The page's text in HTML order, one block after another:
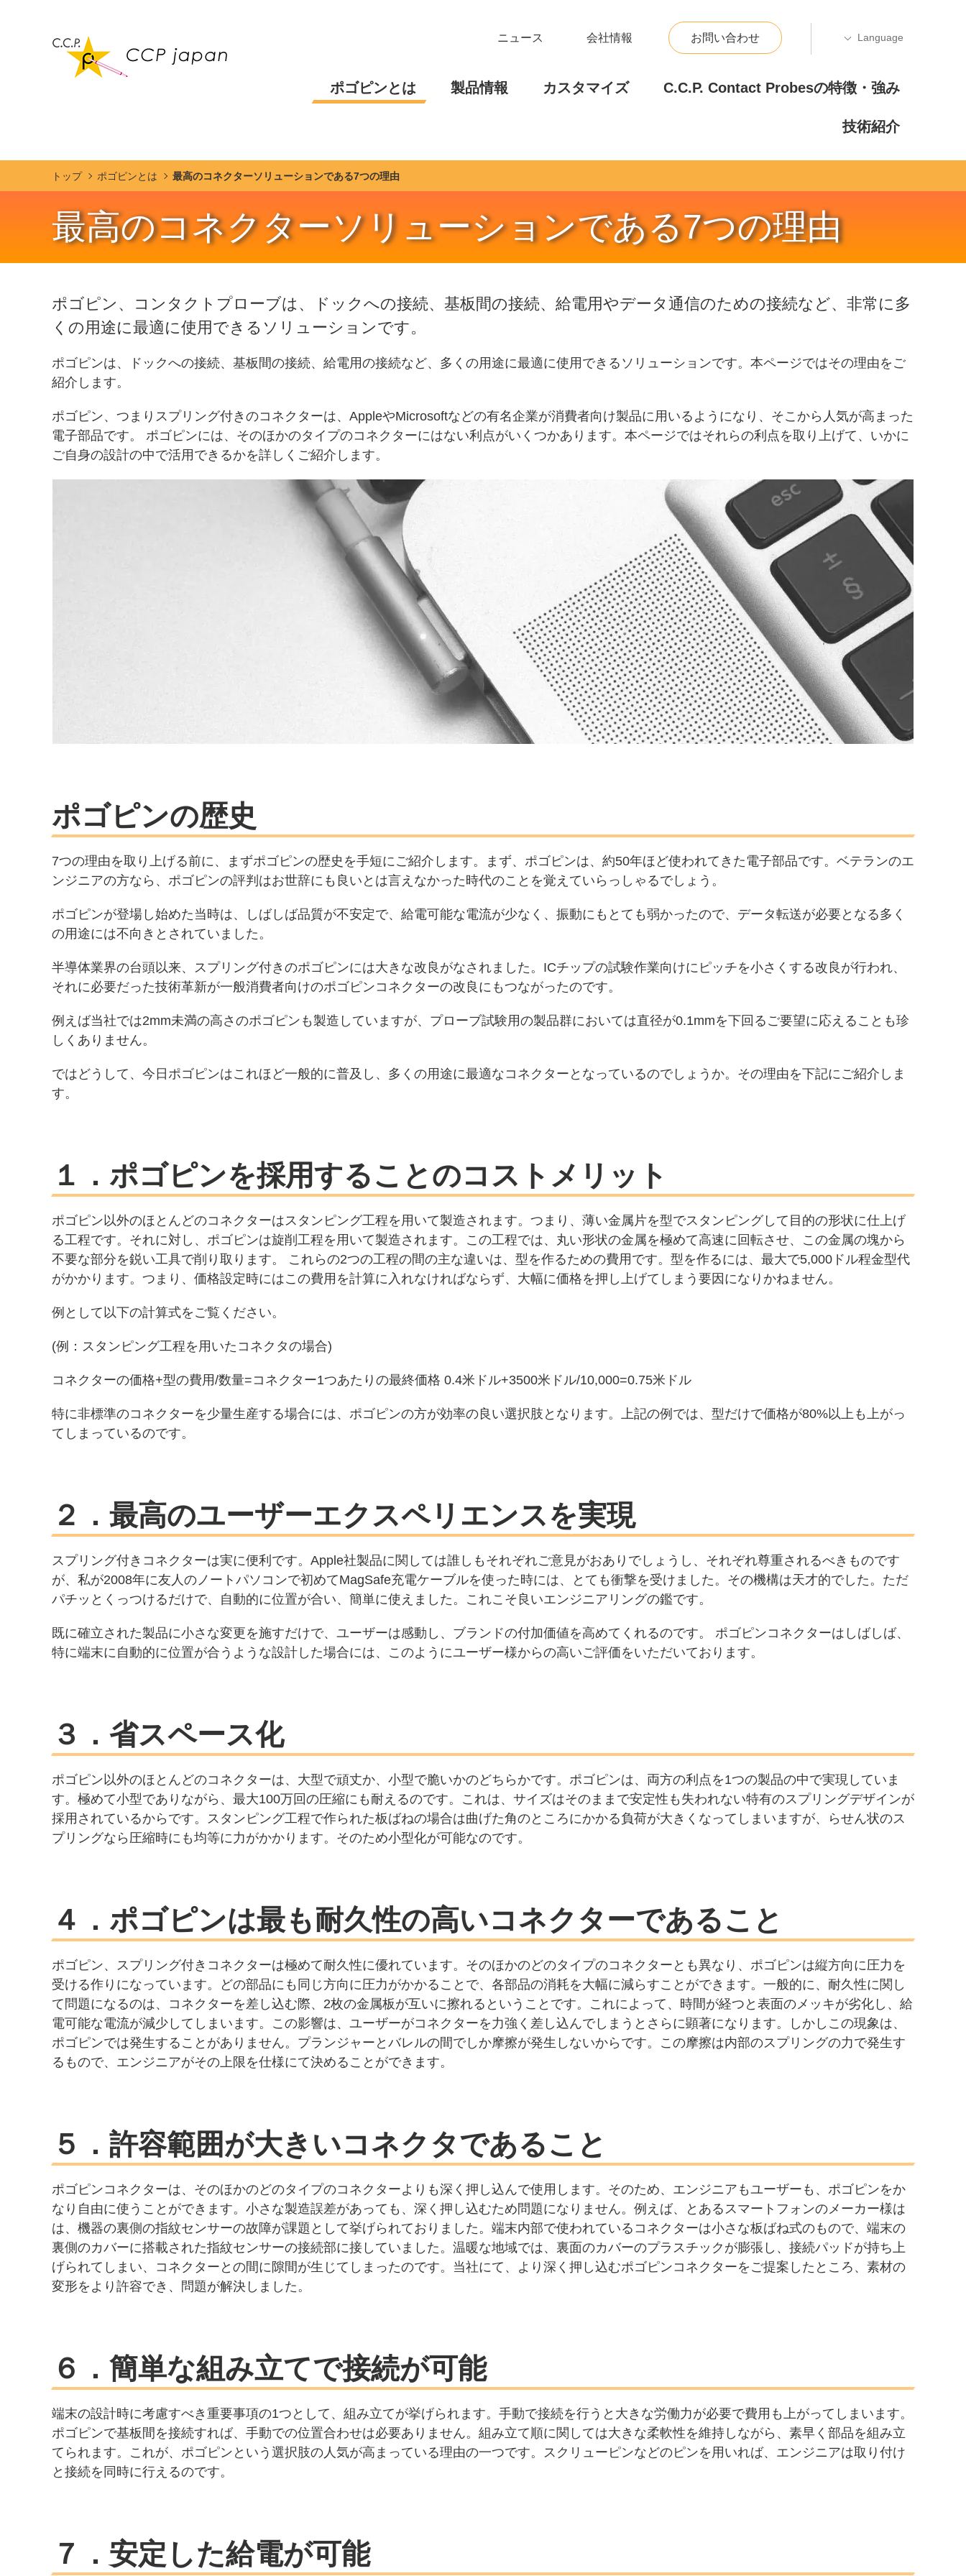
ニュース 会社情報 お問い合わせ
ポゴピンとは 製品情報 カスタマイズ C.C.P. Contact Probesの特徴・強み
技術紹介
トップ ポゴピンとは 最高のコネクターソリューションである7つの理由
最高のコネクターソリューションである7つの理由
ポゴピン、コンタクトプローブは、ドックへの接続、基板間の接続、給電用やデータ通信のための接続など、非常に多
くの用途に最適に使用できるソリューションです。
ポゴピンは、ドックへの接続、基板間の接続、給電用の接続など、多くの用途に最適に使用できるソリューションです。本ページではその理由をご
紹介します。
ポゴピン、つまりスプリング付きのコネクターは、AppleやMicrosoftなどの有名企業が消費者向け製品に用いるようになり、そこから人気が高まった
電子部品です。 ポゴピンには、そのほかのタイプのコネクターにはない利点がいくつかあります。本ページではそれらの利点を取り上げて、いかに
ご自身の設計の中で活用できるかを詳しくご紹介します。
ポゴピンの歴史
7つの理由を取り上げる前に、まずポゴピンの歴史を手短にご紹介します。まず、ポゴピンは、約50年ほど使われてきた電子部品です。ベテランのエ
ンジニアの方なら、ポゴピンの評判はお世辞にも良いとは言えなかった時代のことを覚えていらっしゃるでしょう。
ポゴピンが登場し始めた当時は、しばしば品質が不安定で、給電可能な電流が少なく、振動にもとても弱かったので、データ転送が必要となる多く
の用途には不向きとされていました。
半導体業界の台頭以来、スプリング付きのポゴピンには大きな改良がなされました。ICチップの試験作業向けにピッチを小さくする改良が行われ、
それに必要だった技術革新が一般消費者向けのポゴピンコネクターの改良にもつながったのです。
例えば当社では2mm未満の高さのポゴピンも製造していますが、プローブ試験用の製品群においては直径が0.1mmを下回るご要望に応えることも珍
しくありません。
ではどうして、今日ポゴピンはこれほど一般的に普及し、多くの用途に最適なコネクターとなっているのでしょうか。その理由を下記にご紹介しま
す。
１．ポゴピンを採用することのコストメリット
ポゴピン以外のほとんどのコネクターはスタンピング工程を用いて製造されます。つまり、薄い金属片を型でスタンピングして目的の形状に仕上げ
る工程です。それに対し、ポゴピンは旋削工程を用いて製造されます。この工程では、丸い形状の金属を極めて高速に回転させ、この金属の塊から
不要な部分を鋭い工具で削り取ります。 これらの2つの工程の間の主な違いは、型を作るための費用です。型を作るには、最大で5,000ドル程金型代
がかかります。つまり、価格設定時にはこの費用を計算に入れなければならず、大幅に価格を押し上げてしまう要因になりかねません。
例として以下の計算式をご覧ください。
(例：スタンピング工程を用いたコネクタの場合)
コネクターの価格+型の費用/数量=コネクター1つあたりの最終価格 0.4米ドル+3500米ドル/10,000=0.75米ドル
特に非標準のコネクターを少量生産する場合には、ポゴピンの方が効率の良い選択肢となります。上記の例では、型だけで価格が80%以上も上がっ
てしまっているのです。
２．最高のユーザーエクスペリエンスを実現
スプリング付きコネクターは実に便利です。Apple社製品に関しては誰しもそれぞれご意見がおありでしょうし、それぞれ尊重されるべきものです
が、私が2008年に友人のノートパソコンで初めてMagSafe充電ケーブルを使った時には、とても衝撃を受けました。その機構は天才的でした。ただ
パチッとくっつけるだけで、自動的に位置が合い、簡単に使えました。これこそ良いエンジニアリングの鑑です。
既に確立された製品に小さな変更を施すだけで、ユーザーは感動し、ブランドの付加価値を高めてくれるのです。 ポゴピンコネクターはしばしば、
特に端末に自動的に位置が合うような設計した場合には、このようにユーザー様からの高いご評価をいただいております。
３．省スペース化
ポゴピン以外のほとんどのコネクターは、大型で頑丈か、小型で脆いかのどちらかです。ポゴピンは、両方の利点を1つの製品の中で実現していま
す。極めて小型でありながら、最大100万回の圧縮にも耐えるのです。これは、サイズはそのままで安定性も失われない特有のスプリングデザインが
採用されているからです。スタンピング工程で作られた板ばねの場合は曲げた角のところにかかる負荷が大きくなってしまいますが、らせん状のス
プリングなら圧縮時にも均等に力がかかります。そのため小型化が可能なのです。
４．ポゴピンは最も耐久性の高いコネクターであること
ポゴピン、スプリング付きコネクターは極めて耐久性に優れています。そのほかのどのタイプのコネクターとも異なり、ポゴピンは縦方向に圧力を
受ける作りになっています。どの部品にも同じ方向に圧力がかかることで、各部品の消耗を大幅に減らすことができます。一般的に、耐久性に関し
て問題になるのは、コネクターを差し込む際、2枚の金属板が互いに擦れるということです。これによって、時間が経つと表面のメッキが劣化し、給
電可能な電流が減少してしまいます。この影響は、ユーザーがコネクターを力強く差し込んでしまうとさらに顕著になります。しかしこの現象は、
ポゴピンでは発生することがありません。プランジャーとバレルの間でしか摩擦が発生しないからです。この摩擦は内部のスプリングの力で発生す
るもので、エンジニアがその上限を仕様にて決めることができます。
５．許容範囲が大きいコネクタであること
ポゴピンコネクターは、そのほかのどのタイプのコネクターよりも深く押し込んで使用します。そのため、エンジニアもユーザーも、ポゴピンをか
なり自由に使うことができます。小さな製造誤差があっても、深く押し込むため問題になりません。例えば、とあるスマートフォンのメーカー様は
は、機器の裏側の指紋センサーの故障が課題として挙げられておりました。端末内部で使われているコネクターは小さな板ばね式のもので、端末の
裏側のカバーに搭載された指紋センサーの接続部に接していました。温暖な地域では、裏面のカバーのプラスチックが膨張し、接続パッドが持ち上
げられてしまい、コネクターとの間に隙間が生じてしまったのです。当社にて、より深く押し込むポゴピンコネクターをご提案したところ、素材の
変形をより許容でき、問題が解決しました。
６．簡単な組み立てで接続が可能
端末の設計時に考慮すべき重要事項の1つとして、組み立てが挙げられます。手動で接続を行うと大きな労働力が必要で費用も上がってしまいます。
ポゴピンで基板間を接続すれば、手動での位置合わせは必要ありません。組み立て順に関しては大きな柔軟性を維持しながら、素早く部品を組み立
てられます。これが、ポゴピンという選択肢の人気が高まっている理由の一つです。スクリューピンなどのピンを用いれば、エンジニアは取り付け
と接続を同時に行えるのです。
７．安定した給電が可能